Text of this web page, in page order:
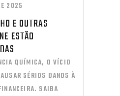
2025
E OUTRAS
ESTÃO
QUÍMICA, O VÍCIO
SÉRIOS DANOS À
SAIBA